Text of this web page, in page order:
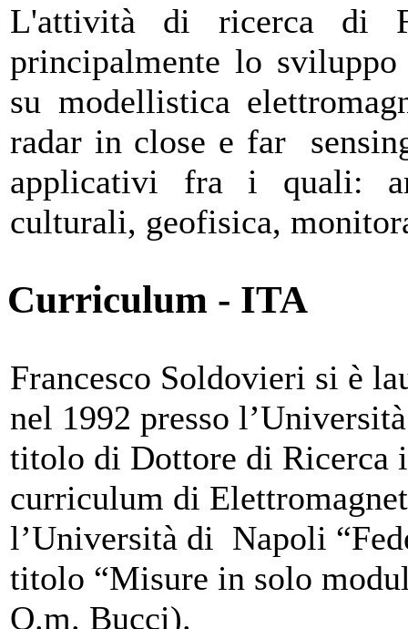
L'attività di ricerca di
principalmente lo
su modellistica
radar in close e far
applicativi fra i quali:
culturali, geofisica,
Curriculum - ITA
Francesco Soldovieri si è
nel 1992 presso
titolo di Dottore di Ricerca
curriculum di
l’Università di Napoli
titolo “Misure in solo
O.m. Bucci).